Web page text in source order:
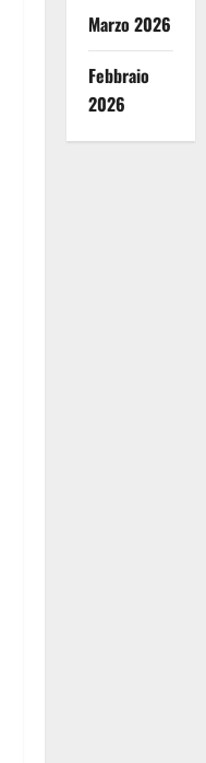
Marzo 2026
Febbraio
2026